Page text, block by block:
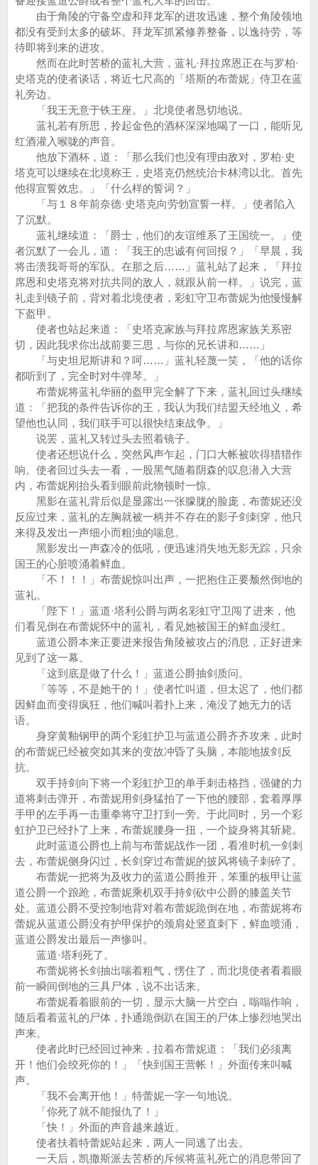
由于角陵的守备空虚和拜龙军的进攻迅速，整个角陵领地
都没有受到太多的破坏。拜龙军抓紧修养整备，以逸待劳，等
待即将到来的进攻。
然而在此时苦桥的蓝礼大营，蓝礼·拜拉席恩正在与罗柏·
史塔克的使者谈话，将近七尺高的「塔斯的布蕾妮」侍卫在蓝
礼旁边。
「我王无意于铁王座。」北境使者恳切地说。
蓝礼若有所思，拎起金色的酒杯深深地喝了一口，能听见
红酒灌入喉咙的声音。
他放下酒杯，道：「那么我们也没有理由敌对，罗柏·史
塔克可以继续在北境称王，史塔克仍然统治卡林湾以北。首先
他得宣誓效忠。」「什么样的誓词？」
「与１８年前奈德·史塔克向劳勃宣誓一样。」使者陷入
了沉默。
蓝礼继续道：「爵士，他们的友谊维系了王国统一。」使
者沉默了一会儿，道：「我王的忠诚有何回报？」「早晨，我
将击溃我哥哥的军队。在那之后……」蓝礼站了起来，「拜拉
席恩和史塔克将对抗共同的敌人，就跟从前一样。」说完，蓝
礼走到镜子前，背对着北境使者，彩虹守卫布蕾妮为他慢慢解
下盔甲。
使者也站起来道：「史塔克家族与拜拉席恩家族关系密
切，因此我求你出战前要三思，与你的兄长讲和……」
「与史坦尼斯讲和？呵……」蓝礼轻蔑一笑，「他的话你
都听到了，完全时对牛弹琴。」
布蕾妮将蓝礼华丽的盔甲完全解了下来，蓝礼回过头继续
道：「把我的条件告诉你的王，我认为我们结盟天经地义，希
望他也认同，我们联手可以很快结束战争。」
说罢，蓝礼又转过头去照着镜子。
使者还想说什么，突然风声乍起，门口大帐被吹得猎猎作
响。使者回过头去一看，一股黑气随着阴森的叹息潜入大营
内，布蕾妮刚抬头看到眼前此物顿时一惊。
黑影在蓝礼背后似是显露出一张朦胧的脸庞，布蕾妮还没
反应过来，蓝礼的左胸就被一柄并不存在的影子剑刺穿，他只
来得及发出一声细小而粗浊的喘息。
黑影发出一声森冷的低吼，便迅速消失地无影无踪，只余
国王的心脏喷涌着鲜血。
「不！！！」布蕾妮惊叫出声，一把抱住正要颓然倒地的
蓝礼。
「陛下！」蓝道·塔利公爵与两名彩虹守卫闯了进来，他
们看见倒在布蕾妮怀中的蓝礼，看见她被国王的鲜血浸红。
蓝道公爵本来正要进来报告角陵被攻占的消息，正好进来
见到了这一幕。
「这到底是做了什么！」蓝道公爵抽剑质问。
「等等，不是她干的！」使者忙叫道，但太迟了，他们都
因鲜血而变得疯狂，他们喊叫着扑上来，淹没了她无力的话
语。
身穿黄釉钢甲的两个彩虹护卫与蓝道公爵齐齐攻来，此时
的布蕾妮已经被突如其来的变故冲昏了头脑，本能地拔剑反
抗。
双手持剑向下将一个彩虹护卫的单手刺击格挡，强健的力
道将刺击弹开，布蕾妮用剑身猛拍了一下他的腰部，套着厚厚
手甲的左手再一击重拳将守卫打到一旁。于此同时，另一个彩
虹护卫已经扑了上来，布蕾妮腰身一扭，一个旋身将其斩毙。
此时蓝道公爵也上前与布蕾妮战作一团，看准时机一剑刺
去，布蕾妮侧身闪过，长剑穿过布蕾妮的披风将镜子刺碎了。
布蕾妮一把将为及收力的蓝道公爵推开，笨重的板甲让蓝
道公爵一个踉跄，布蕾妮乘机双手持剑砍中公爵的膝盖关节
处。蓝道公爵不受控制地背对着布蕾妮跪倒在地，布蕾妮将布
蕾妮从蓝道公爵没有护甲保护的颈肩处竖直刺下，鲜血喷涌，
蓝道公爵发出最后一声惨叫。
蓝道·塔利死了。
布蕾妮将长剑抽出喘着粗气，愣住了，而北境使者看着眼
前一瞬间倒地的三具尸体，说不出话来。
布蕾妮看着眼前的一切，显示大脑一片空白，嗡嗡作响，
随后看着蓝礼的尸体，扑通跪倒趴在国王的尸体上惨烈地哭出
声来。
使者此时已经回过神来，拉着布蕾妮道：「我们必须离
开！他们会绞死你的！」「快到国王营帐！」外面传来叫喊
声。
「我不会离开他！」特蕾妮一字一句地说。
「你死了就不能报仇了！」
「快！」外面的声音越来越近。
使者扶着特蕾妮站起来，两人一同逃了出去。
一天后，凯撒斯派去苦桥的斥候将蓝礼死亡的消息带回了